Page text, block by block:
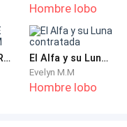
Hombre lobo
HEIRS OF THE RISING KINGDOM El Alfa y su Luna contratada
Evelyn M.M
Hombre lobo